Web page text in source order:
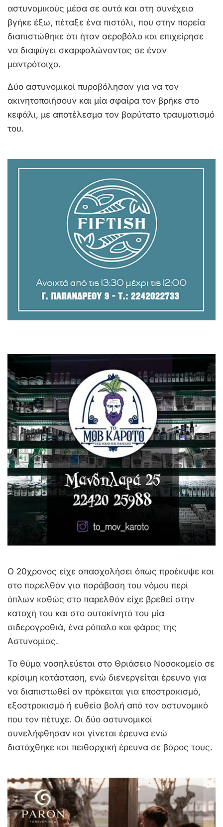
αστυνομικούς μέσα σε αυτά και στη συνέχεια
βγήκε έξω, πέταξε ένα πιστόλι, που στην πορεία
διαπιστώθηκε ότι ήταν αεροβόλο και επιχείρησε
να διαφύγει σκαρφαλώνοντας σε έναν
μαντρότοιχο.
Δύο αστυνομικοί πυροβόλησαν για να τον
ακινητοποιήσουν και μία σφαίρα τον βρήκε στο
κεφάλι, με αποτέλεσμα τον βαρύτατο τραυματισμό
του.
Ο 20χρονος είχε απασχολήσει όπως προέκυψε και
στο παρελθόν για παράβαση του νόμου περί
όπλων καθώς στο παρελθόν είχε βρεθεί στην
κατοχή του και στο αυτοκίνητό του μία
σιδερογροθιά, ένα ρόπαλο και φάρος της
Αστυνομίας.
Το θύμα νοσηλεύεται στο Θριάσειο Νοσοκομείο σε
κρίσιμη κατάσταση, ενώ διενεργείται έρευνα για
να διαπιστωθεί αν πρόκειται για εποστρακισμό,
εξοστρακισμό ή ευθεία βολή από τον αστυνομικό
που τον πέτυχε. Οι δύο αστυνομικοί
συνελήφθησαν και γίνεται έρευνα ενώ
διατάχθηκε και πειθαρχική έρευνα σε βάρος τους.